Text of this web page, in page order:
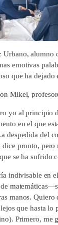
Urbano, alumno
emotivas
que ha dejado
Mikel,
yo al principio
en el que
despedida del
dice pronto,
se ha sufrido
indivisable en
manos.
que hasta
Primero, me